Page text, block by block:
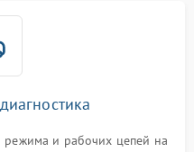
и рабочих цепей на